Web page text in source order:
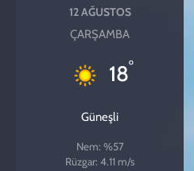
12 AĞUSTOS
ÇARŞAMBA
18°
Güneşli
Nem: %57
Rüzgar: 4.11 m/s